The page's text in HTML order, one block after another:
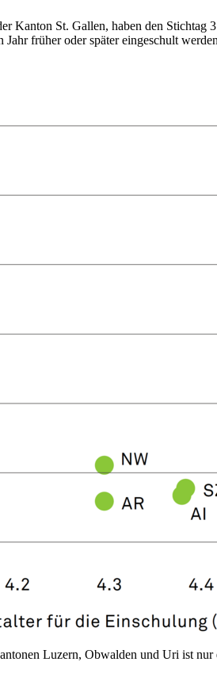
Kanton St. Gallen, haben den
früher oder später eingeschult
Luzern, Obwalden und Uri ist